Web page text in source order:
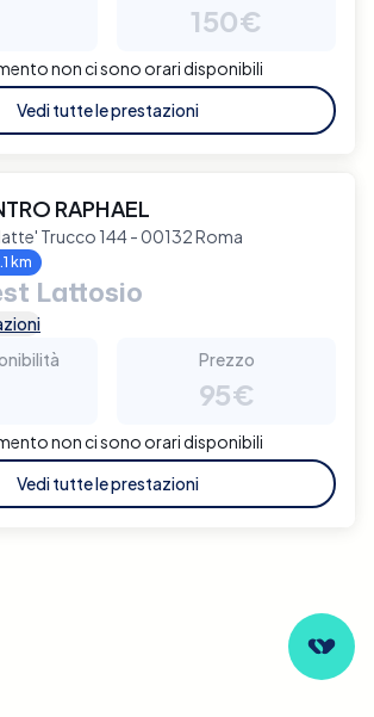
150€
non ci sono orari disponibili
Vedi tutte le prestazioni
RAPHAEL
Trucco 144 - 00132 Roma
km
Lattosio
Prezzo
95€
non ci sono orari disponibili
Vedi tutte le prestazioni